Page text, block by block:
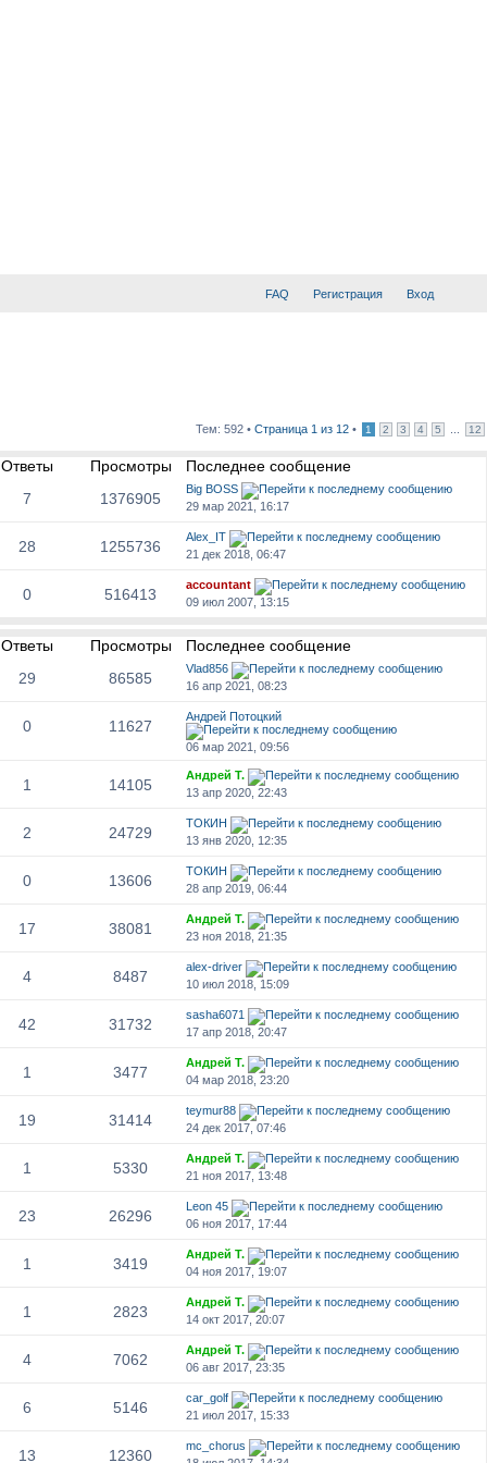
FAQ Регистрация Вход
Тем: 592 • Страница 1 из 12 • 1 2 3 4 5 12
Ответы Просмотры Последнее сообщение
7 1376905
Big BOSS
29 мар 2021, 16:17
28 1255736
Alex_IT
21 дек 2018, 06:47
0 516413
accountant
09 июл 2007, 13:15
Ответы Просмотры Последнее сообщение
29 86585
Vlad856
16 апр 2021, 08:23
0 11627
Андрей Потоцкий
06 мар 2021, 09:56
1 14105
Андрей Т.
13 апр 2020, 22:43
2 24729
ТОКИН
13 янв 2020, 12:35
0 13606
ТОКИН
28 апр 2019, 06:44
17 38081
Андрей Т.
23 ноя 2018, 21:35
4 8487
alex-driver
10 июл 2018, 15:09
42 31732
sasha6071
17 апр 2018, 20:47
1 3477
Андрей Т.
04 мар 2018, 23:20
19 31414
teymur88
24 дек 2017, 07:46
1 5330
Андрей Т.
21 ноя 2017, 13:48
23 26296
Leon 45
06 ноя 2017, 17:44
1 3419
Андрей Т.
04 ноя 2017, 19:07
1 2823
Андрей Т.
14 окт 2017, 20:07
4 7062
Андрей Т.
06 авг 2017, 23:35
6 5146
car_golf
21 июл 2017, 15:33
13 12360
mc_chorus